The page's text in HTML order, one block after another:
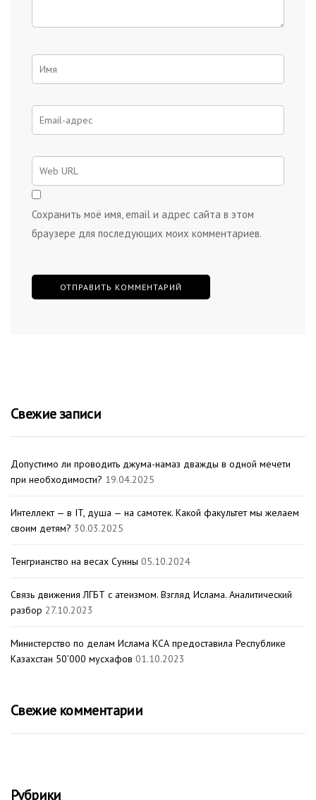
Сохранить моё имя, email и адрес сайта в этом
браузере для последующих моих комментариев.
Свежие записи
Допустимо ли проводить джума-намаз дважды в одной мечети
при необходимости? 19.04.2025
Интеллект — в IT, душа — на самотек. Какой факультет мы желаем
своим детям? 30.03.2025
Тенгрианство на весах Сунны 05.10.2024
Связь движения ЛГБТ с атеизмом. Взгляд Ислама. Аналитический
разбор 27.10.2023
Министерство по делам Ислама КСА предоставила Республике
Казахстан 50’000 мусхафов 01.10.2023
Свежие комментарии
Рубрики